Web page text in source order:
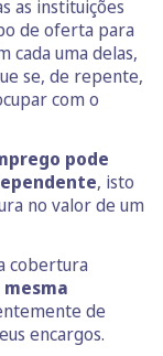
as instituições
de oferta para
cada uma delas,
se, de repente,
com o
pode
, isto
no valor de um
cobertura
de
encargos.